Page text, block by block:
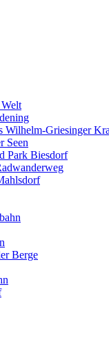
Wilhelm-Griesinger
Seen
Park Biesdorf
Berge